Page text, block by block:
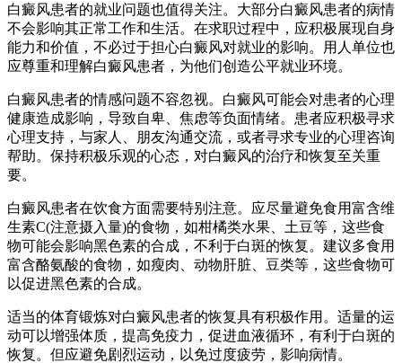
白癜风患者的就业问题也值得关注。大部分白癜风患者的病情
不会影响其正常工作和生活。在求职过程中，应积极展现自身
能力和价值，不必过于担心白癜风对就业的影响。用人单位也
应尊重和理解白癜风患者，为他们创造公平就业环境。
白癜风患者的情感问题不容忽视。白癜风可能会对患者的心理
健康造成影响，导致自卑、焦虑等负面情绪。患者应积极寻求
心理支持，与家人、朋友沟通交流，或者寻求专业的心理咨询
帮助。保持积极乐观的心态，对白癜风的治疗和恢复至关重
要。
白癜风患者在饮食方面需要特别注意。应尽量避免食用富含维
生素C(注意摄入量)的食物，如柑橘类水果、土豆等，这些食
物可能会影响黑色素的合成，不利于白斑的恢复。建议多食用
富含酪氨酸的食物，如瘦肉、动物肝脏、豆类等，这些食物可
以促进黑色素的合成。
适当的体育锻炼对白癜风患者的恢复具有积极作用。适量的运
动可以增强体质，提高免疫力，促进血液循环，有利于白斑的
恢复。但应避免剧烈运动，以免过度疲劳，影响病情。